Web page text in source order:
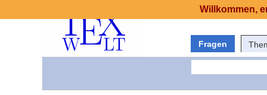
Fragen
Willkommen,